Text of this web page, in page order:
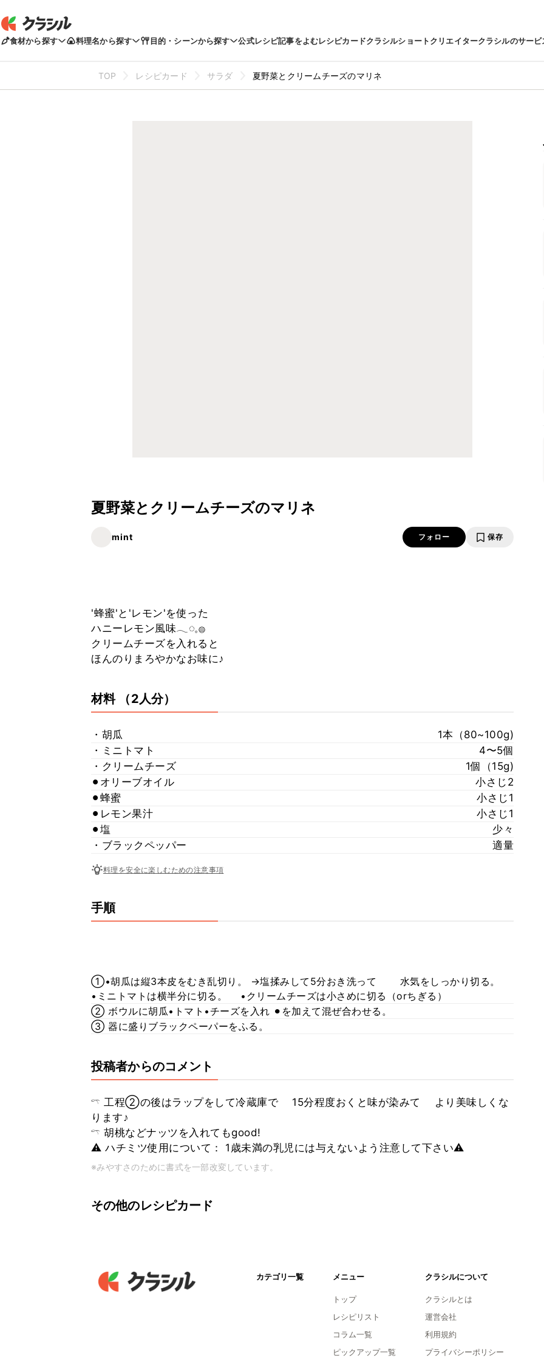
食材から探す 料理名から探す 目的・シーンから探す 公式レシピ記事をよむレシピカードクラシルショートクリエイタークラシルのサービ
TOP レシピカード サラダ 夏野菜とクリームチーズのマリネ
夏野菜とクリームチーズのマリネ
mint フォロー 保存
'蜂蜜'と'レモン'を使った
ハニーレモン風味𓂃◌𓈒𓐍
クリームチーズを入れると
ほんのりまろやかなお味に♪
材料 （2人分）
・胡瓜
1本（80~100g)
・ミニトマト
4〜5個
・クリームチーズ
1個（15g)
⚫︎オリーブオイル
小さじ2
⚫︎蜂蜜
小さじ1
⚫︎レモン果汁
小さじ1
⚫︎塩
少々
・ブラックペッパー
適量
料理を安全に楽しむための注意事項
手順
①•胡瓜は縦3本皮をむき乱切り。 →塩揉みして5分おき洗って 水気をしっかり切る。
•ミニトマトは横半分に切る。 •クリームチーズは小さめに切る（orちぎる）
② ボウルに胡瓜•トマト•チーズを入れ ⚫︎を加えて混ぜ合わせる。
③ 器に盛りブラックペーパーをふる。
投稿者からのコメント
𓍼 工程②の後はラップをして冷蔵庫で 15分程度おくと味が染みて より美味しくな
ります♪
𓍼 胡桃などナッツを入れてもgood!
⚠︎ ハチミツ使用について： 1歳未満の乳児には与えないよう注意して下さい⚠︎
※みやすさのために書式を一部改変しています。
その他のレシピカード
カテゴリ一覧 メニュー
トップ
レシピリスト
コラム一覧
ピックアップ一覧
クラシルについて
クラシルとは
運営会社
利用規約
プライバシーポリシー